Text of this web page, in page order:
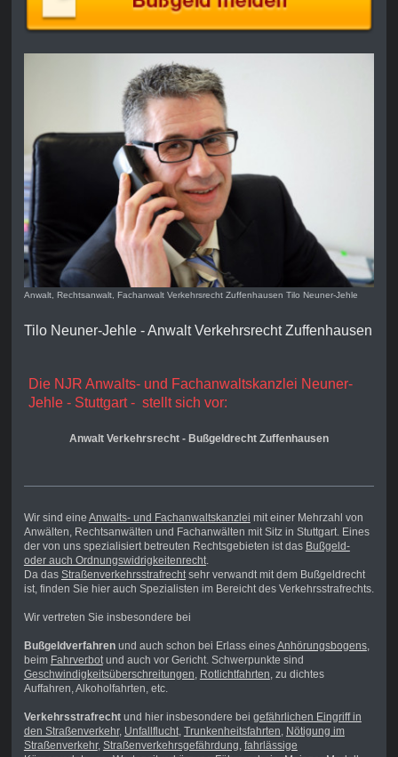
Anwalt, Rechtsanwalt, Fachanwalt Verkehrsrecht Zuffenhausen Tilo Neuner-Jehle
Tilo Neuner-Jehle - Anwalt Verkehrsrecht Zuffenhausen
Die NJR Anwalts- und Fachanwaltskanzlei Neuner-
Jehle - Stuttgart - stellt sich vor:
Anwalt Verkehrsrecht - Bußgeldrecht Zuffenhausen
Wir sind eine Anwalts- und Fachanwaltskanzlei mit einer Mehrzahl von
Anwälten, Rechtsanwälten und Fachanwälten mit Sitz in Stuttgart. Eines
der von uns spezialisiert betreuten Rechtsgebieten ist das Bußgeld-
oder auch Ordnungswidrigkeitenrecht.
Da das Straßenverkehrsstrafrechtsehr verwandt mit dem Bußgeldrecht
ist, finden Sie hier auch Spezialisten im Bereicht des Verkehrsstrafrechts.
Wir vertreten Sie insbesondere bei
Bußgeldverfahrenund auch schon bei Erlass einesAnhörungsbogens,
beim Fahrverbotund auch vor Gericht. Schwerpunkte sind
Geschwindigkeitsüberschreitungen, Rotlichtfahrten, zu dichtes
Auffahren, Alkoholfahrten, etc.
Verkehrsstrafrechtund hier insbesondere bei gefährlichen Eingriff in
den Straßenverkehr, Unfallflucht, Trunkenheitsfahrten, Nötigung im
Straßenverkehr, Straßenverkehrsgefährdung, fahrlässige